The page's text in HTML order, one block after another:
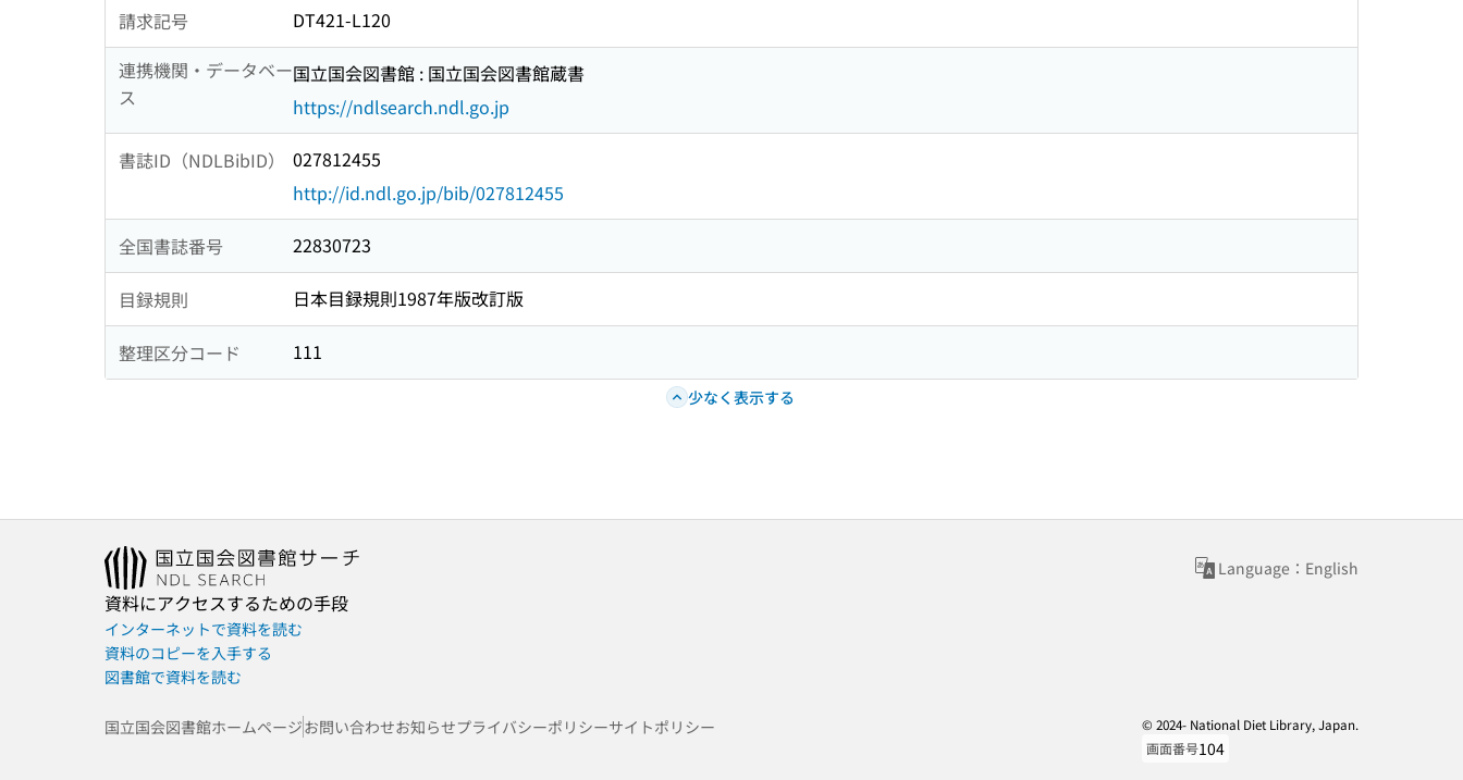
請求記号
DT421-L120
連携機関・データベー
ス
国立国会図書館 : 国立国会図書館蔵書
https://ndlsearch.ndl.go.jp
書誌ID（NDLBibID）
027812455
http://id.ndl.go.jp/bib/027812455
全国書誌番号 22830723
目録規則 日本目録規則1987年版改訂版
整理区分コード 111
少なく表示する
Language：English
資料にアクセスするための手段
インターネットで資料を読む
資料のコピーを入手する
図書館で資料を読む
国立国会図書館ホームページお問い合わせお知らせプライバシーポリシーサイトポリシー
© 2024- National Diet Library, Japan.
画面番号104